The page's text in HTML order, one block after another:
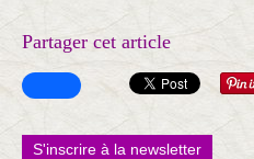
Partager cet article
S'inscrire à la newsletter